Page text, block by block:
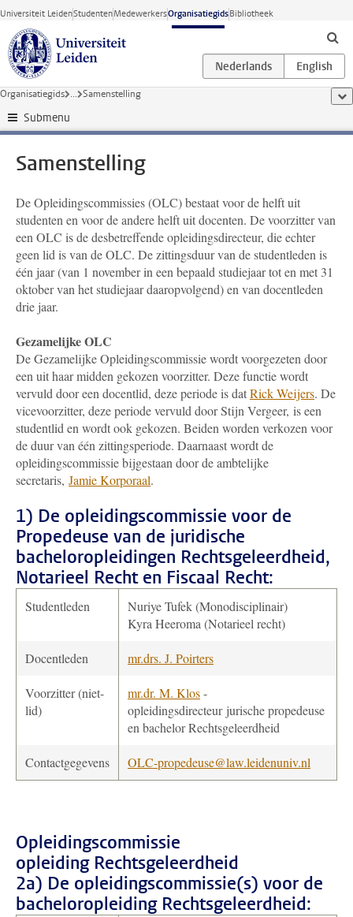
Ga direct naar de inhoud
Universiteit LeidenStudentenMedewerkersOrganisatiegidsBibliotheek
Organisatiegids ... Samenstelling
Submenu
Samenstelling
De Opleidingscommissies (OLC) bestaat voor de helft uit
studenten en voor de andere helft uit docenten. De voorzitter van
een OLC is de desbetreffende opleidingsdirecteur, die echter
geen lid is van de OLC. De zittingsduur van de studentleden is
één jaar (van 1 november in een bepaald studiejaar tot en met 31
oktober van het studiejaar daaropvolgend) en van docentleden
drie jaar.
Gezamelijke OLC
De Gezamelijke Opleidingscommissie wordt voorgezeten door
een uit haar midden gekozen voorzitter. Deze functie wordt
vervuld door een docentlid, deze periode is datRick Weijers. De
vicevoorzitter, deze periode vervuld door Stijn Vergeer, is een
studentlid en wordt ook gekozen. Beiden worden verkozen voor
de duur van één zittingsperiode. Daarnaast wordt de
opleidingscommissie bijgestaan door de ambtelijke
secretaris, Jamie Korporaal.
1) De opleidingscommissie voor de
Propedeuse van de juridische
bacheloropleidingen Rechtsgeleerdheid,
Notarieel Recht en Fiscaal Recht:
Studentleden
Nuriye Tufek (Monodisciplinair)
Kyra Heeroma (Notarieel recht)
Docentleden mr.drs. J. Poirters
Voorzitter (niet-
lid)
mr.dr. M. Klos-
opleidingsdirecteur jurische propedeuse
en bachelor Rechtsgeleerdheid
Contactgegevens OLC-propedeuse@law.leidenuniv.nl
Opleidingscommissie
opleiding Rechtsgeleerdheid
2a) De opleidingscommissie(s) voor de
bacheloropleiding Rechtsgeleerdheid: